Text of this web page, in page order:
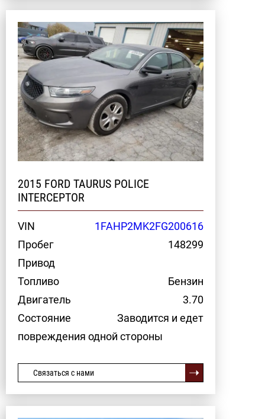
2015 FORD TAURUS POLICE
INTERCEPTOR
VIN
1FAHP2MK2FG200616
Пробег
148299
Привод
Топливо
Бензин
Двигатель
3.70
Состояние
Заводится и едет
повреждения одной стороны
Связаться с нами